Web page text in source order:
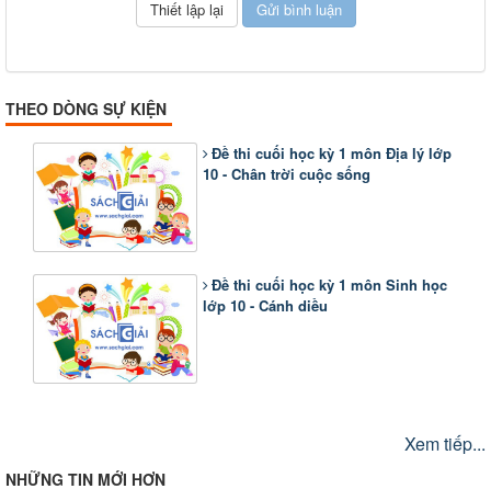
THEO DÒNG SỰ KIỆN
Đề thi cuối học kỳ 1 môn Địa lý lớp
10 - Chân trời cuộc sống
Đề thi cuối học kỳ 1 môn Sinh học
lớp 10 - Cánh diều
Xem tiếp...
NHỮNG TIN MỚI HƠN